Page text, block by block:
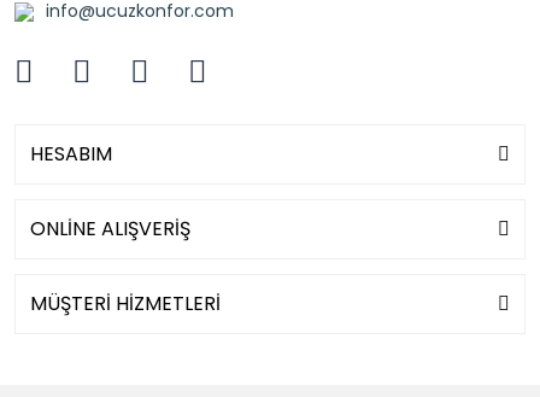
info@ucuzkonfor.com
HESABIM
ONLİNE ALIŞVERİŞ
MÜŞTERİ HİZMETLERİ